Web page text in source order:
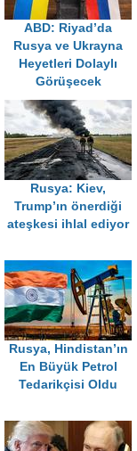
ABD: Riyad’da
Rusya ve Ukrayna
Heyetleri Dolaylı
Görüşecek
Rusya: Kiev,
Trump’ın önerdiği
ateşkesi ihlal ediyor
Rusya, Hindistan’ın
En Büyük Petrol
Tedarikçisi Oldu